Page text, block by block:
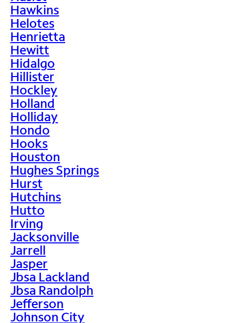
Hawkins
Helotes
Henrietta
Hewitt
Hidalgo
Hillister
Hockley
Holland
Holliday
Hondo
Hooks
Houston
Hughes Springs
Hurst
Hutchins
Hutto
Irving
Jacksonville
Jarrell
Jasper
Jbsa Lackland
Jbsa Randolph
Jefferson
Johnson City